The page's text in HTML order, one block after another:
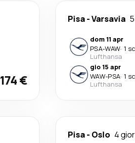
174 €
Pisa-Varsavia
dom 11 apr
PSA-WAW· 1
Lufthansa
gio 15 apr
WAW-PSA· 1
Lufthansa
Pisa- Oslo 4